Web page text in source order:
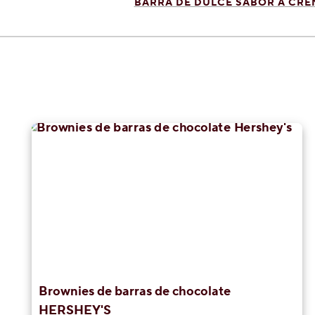
BARRA DE DULCE SABOR A
Brownies de barras de chocolate
HERSHEY'S